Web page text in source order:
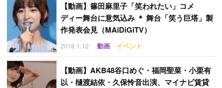
【動画】篠田麻里子「笑われたい」コメ
ディー舞台に意気込み ＊ 舞台「笑う巨塔」製
作発表会見（MAiDiGiTV）
2018.1.12 動画 イベント
【動画】AKB48谷口めぐ・福岡聖菜・小栗有
以・樋渡結依・久保怜音出演、マイナビ賃貸